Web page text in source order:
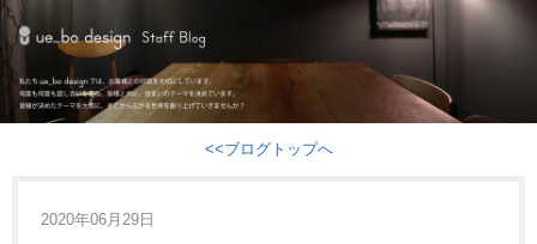
<<ブログトップへ
2020年06月29日